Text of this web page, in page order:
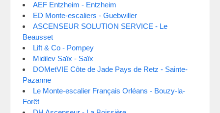
AEF Entzheim - Entzheim
ED Monte-escaliers - Guebwiller
ASCENSEUR SOLUTION SERVICE - Le
Beausset
Lift & Co - Pompey
Midilev Saïx - Saïx
DOMetVIE Côte de Jade Pays de Retz - Sainte-
Pazanne
Le Monte-escalier Français Orléans - Bouzy-la-
Forêt